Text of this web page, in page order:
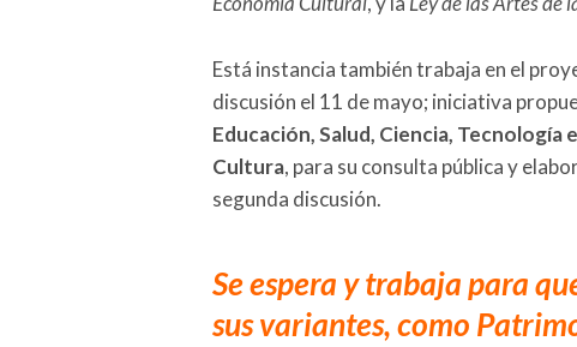
Está instancia también trabaja en el
discusión el 11 de mayo; iniciativa
Educación, Salud, Ciencia, Tecnología
Cultura, para su consulta pública y
segunda discusión.
Se espera y trabaja para
sus variantes, como